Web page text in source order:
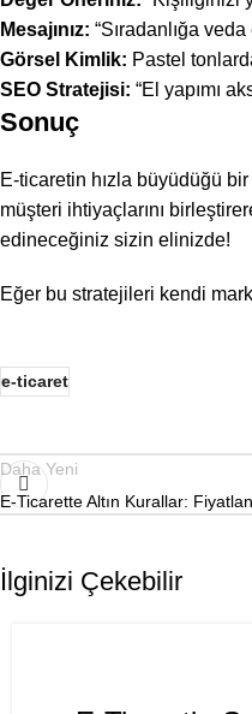
Mesajınız: “Sıradanlığa
Görsel Kimlik: Pastel
SEO Stratejisi: “El yapımı
Sonuç
E-ticaretin hızla büyüdüğü bir
müşteri ihtiyaçlarını
edineceğiniz sizin elinizde!
Eğer bu stratejileri kendi
e-ticaret
Daha Yeni
E-Ticarette Altın Kurallar:
İlginizi Çekebilir